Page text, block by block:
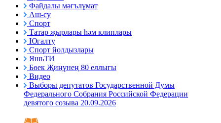
Файдалы мәгълүмат
Аш-су
Спорт
Татар җырлары һәм клиплары
Югалту
Спорт йолдызлары
ЯшьТИ
Бөек Җиңүнең 80 еллыгы
Видео
Выборы депутатов Государственной Думы
Федерального Собрания Российской Федерации
девятого созыва 20.09.2026